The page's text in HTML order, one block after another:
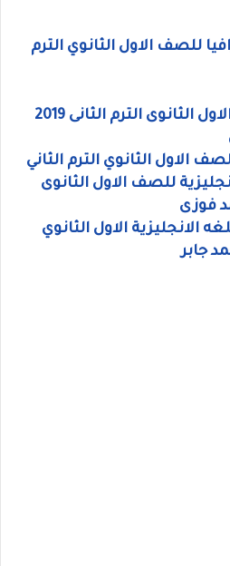
للصف الاول الثانوي الترم
تلخيص الاحياء للصف الاول الثانوى الترم الثانى 2019
الاول الثانوي الترم الثاني
للصف الاول الثانوى
فوزى
الانجليزية الاول الثانوي
جابر